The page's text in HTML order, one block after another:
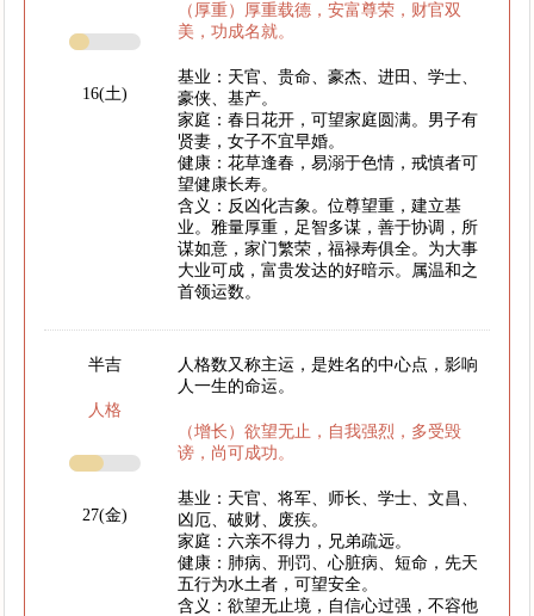
16(土)
（厚重）厚重载德，安富尊荣，财官双
美，功成名就。
基业：天官、贵命、豪杰、进田、学士、
豪侠、基产。
家庭：春日花开，可望家庭圆满。男子有
贤妻，女子不宜早婚。
健康：花草逢春，易溺于色情，戒慎者可
望健康长寿。
含义：反凶化吉象。位尊望重，建立基
业。雅量厚重，足智多谋，善于协调，所
谋如意，家门繁荣，福禄寿俱全。为大事
大业可成，富贵发达的好暗示。属温和之
首领运数。
半吉
人格
27(金)
人格数又称主运，是姓名的中心点，影响
人一生的命运。
（增长）欲望无止，自我强烈，多受毁
谤，尚可成功。
基业：天官、将军、师长、学士、文昌、
凶厄、破财、废疾。
家庭：六亲不得力，兄弟疏远。
健康：肺病、刑罚、心脏病、短命，先天
五行为水土者，可望安全。
含义：欲望无止境，自信心过强，不容他